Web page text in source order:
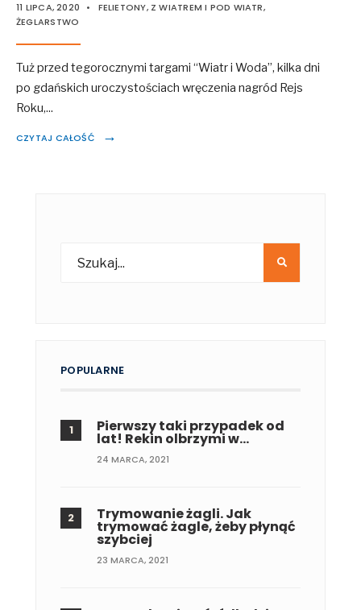
11 LIPCA, 2020 • FELIETONY, Z WIATREM I POD WIATR,
ŻEGLARSTWO
Tuż przed tegorocznymi targami “Wiatr i Woda”, kilka dni
po gdańskich uroczystościach wręczenia nagród Rejs
Roku,...
CZYTAJ CAŁOŚĆ →
POPULARNE
Pierwszy taki przypadek od
lat! Rekin olbrzymi w…
24 MARCA, 2021
Trymowanie żagli. Jak
trymować żagle, żeby płynąć
szybciej
23 MARCA, 2021